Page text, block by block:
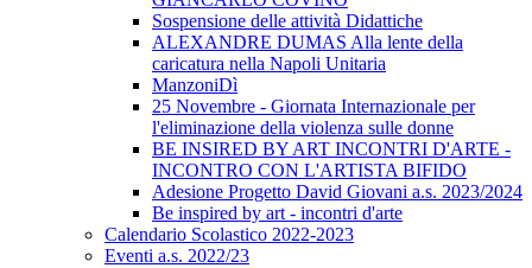
Sospensione delle attività Didattiche
ALEXANDRE DUMAS Alla lente della
caricatura nella Napoli Unitaria
ManzoniDì
25 Novembre - Giornata Internazionale per
l'eliminazione della violenza sulle donne
BE INSIRED BY ART INCONTRI D'ARTE -
INCONTRO CON L'ARTISTA BIFIDO
Adesione Progetto David Giovani a.s. 2023/2024
Be inspired by art - incontri d'arte
Calendario Scolastico 2022-2023
Eventi a.s. 2022/23